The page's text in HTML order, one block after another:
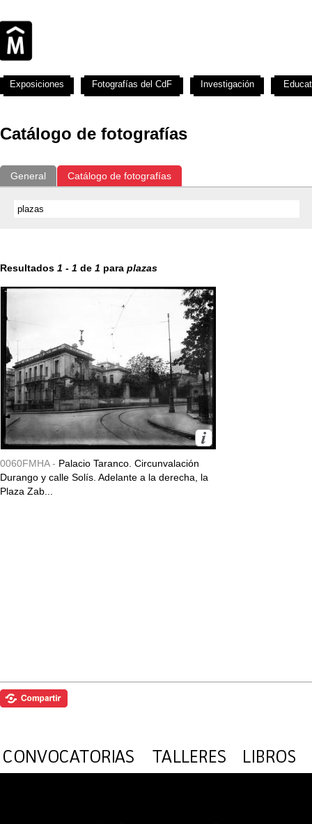
Catálogo de fotografías
General Catálogo de fotografías
Resultados 1 - 1 de 1 para plazas
0060FMHA - Palacio Taranco. Circunvalación
Durango y calle Solís. Adelante a la derecha, la
Plaza Zab...
Exposiciones Fotografías del CdF Investigación